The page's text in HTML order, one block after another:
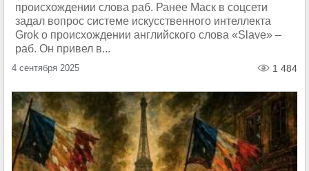
происхождении слова раб. Ранее Маск в соцсети
задал вопрос системе искусственного интеллекта
Grok о происхождении английского слова «Slave» –
раб. Он привел в...
4 сентября 2025 1 484